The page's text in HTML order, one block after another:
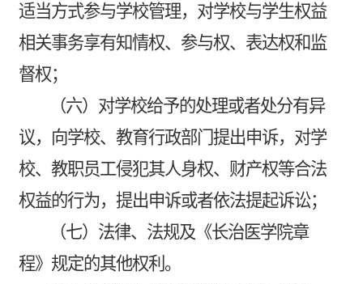
适当方式参与学校管理，对学校与学生权益
相关事务享有知情权、参与权、表达权和监
督权；
（六）对学校给予的处理或者处分有异
议，向学校、教育行政部门提出申诉，对学
校、教职员工侵犯其人身权、财产权等合法
权益的行为，提出申诉或者依法提起诉讼；
（七）法律、法规及《长治医学院章
程》规定的其他权利。